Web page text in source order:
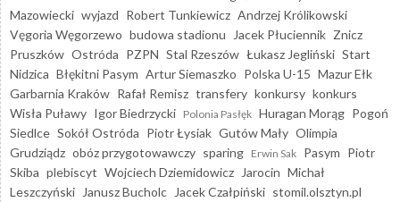
Mazowiecki wyjazd Robert Tunkiewicz Andrzej Królikowski
Vęgoria Węgorzewo budowa stadionu Jacek Płuciennik Znicz
Pruszków Ostróda PZPN Stal Rzeszów Łukasz Jegliński Start
Nidzica Błękitni Pasym Artur Siemaszko Polska U-15 Mazur Ełk
Garbarnia Kraków Rafał Remisz transfery konkursy konkurs
Wisła Puławy Igor Biedrzycki Polonia Pasłęk Huragan Morąg Pogoń
Siedlce Sokół Ostróda Piotr Łysiak Gutów Mały Olimpia
Grudziądz obóz przygotowawczy sparing Erwin Sak Pasym Piotr
Skiba plebiscyt Wojciech Dziemidowicz Jarocin Michał
Leszczyński
Janusz Bucholc Jacek Czałpiński stomil.olsztyn.pl